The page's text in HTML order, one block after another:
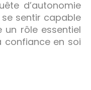
d’autonomie
sentir capable
un rôle essentiel
confiance en soi